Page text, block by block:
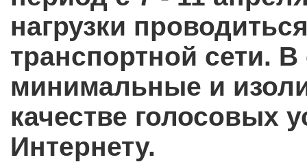
нагрузки
транспортной сети.
минимальные и
качестве голосовых
Интернету.